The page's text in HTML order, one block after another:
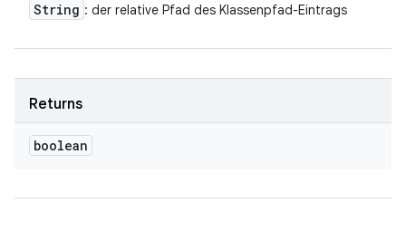
String : der relative Pfad des Klassenpfad-Eintrags
Returns
boolean